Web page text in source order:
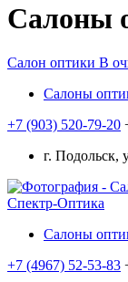
Салоны
Салон оптики В
Салоны
+7 (903) 520-79-20
г. Подольск,
Спектр-Оптика
Салоны
+7 (4967) 52-53-83